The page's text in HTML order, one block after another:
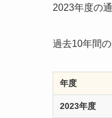
2023年度の
過去10年間
年度
2023年度